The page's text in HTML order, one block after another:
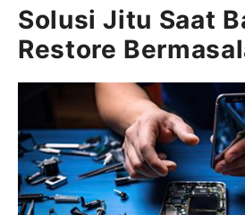
Solusi Jitu Saat
Restore